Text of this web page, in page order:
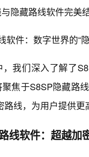
隐藏路线软件完美
软件：数字世界的“
我们深入了解了
焦于S8SP隐藏路
路线，为用户提供
线软件：超越加